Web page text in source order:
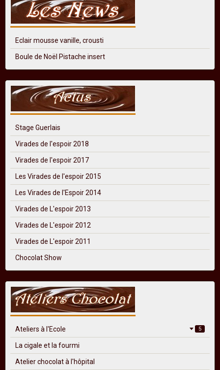
Eclair mousse vanille, crousti
Boule de Noël Pistache insert
Stage Guerlais
Virades de l'espoir 2018
Virades de l'espoir 2017
Les Virades de l'espoir 2015
Les Virades de l'Espoir 2014
Virades de L'espoir 2013
Virades de L'espoir 2012
Virades de L'espoir 2011
Chocolat Show
Ateliers à l'Ecole 5
La cigale et la fourmi
Atelier chocolat à l'hôpital